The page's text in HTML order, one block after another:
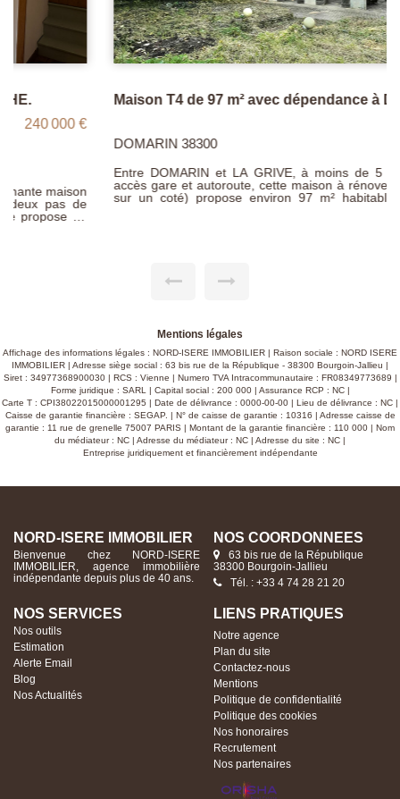
Maison T4 de 97 m² avec dépendance à DOMARIN
DOMARIN 38300
Entre DOMARIN et LA GRIVE, à moins de 5 minutes des
accès gare et autoroute, cette maison à rénover (mitoyenne
sur un coté) propose environ 97 m² habitables sur deux
niveaux. Au rez-de-chaussée : entrée, cuisine ouverte sur
salle à manger, salon avec cheminée et wc. A l'étage : palier,
abri et balcon complète ce bien. Le tout est édifié sur un
Mentions légales
Affichage des informations légales : NORD-ISERE IMMOBILIER | Raison sociale : NORD ISERE
IMMOBILIER | Adresse siège social : 63 bis rue de la République - 38300 Bourgoin-Jallieu |
Siret : 34977368900030 | RCS : Vienne | Numero TVA Intracommunautaire : FR08349773689 |
Forme juridique : SARL | Capital social : 200 000 | Assurance RCP : NC |
Carte T : CPI38022015000001295 | Date de délivrance : 0000-00-00 | Lieu de délivrance : NC |
Caisse de garantie financière : SEGAP. | N° de caisse de garantie : 10316 | Adresse caisse de
garantie : 11 rue de grenelle 75007 PARIS | Montant de la garantie financière : 110 000 | Nom
du médiateur : NC | Adresse du médiateur : NC | Adresse du site : NC |
Entreprise juridiquement et financièrement indépendante
NORD-ISERE IMMOBILIER
Bienvenue chez NORD-ISERE
IMMOBILIER, agence immobilière
indépendante depuis plus de 40 ans.
NOS COORDONNÉES
63 bis rue de la République
38300 Bourgoin-Jallieu
Tél. : +33 4 74 28 21 20
NOS SERVICES
Nos outils
Estimation
Alerte Email
Blog
Nos Actualités
LIENS PRATIQUES
Notre agence
Plan du site
Contactez-nous
Mentions
Politique de confidentialité
Politique des cookies
Nos honoraires
Recrutement
Nos partenaires